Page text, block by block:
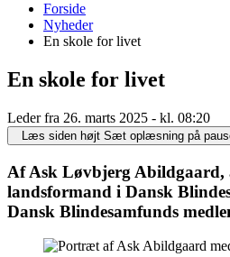
Forside
Nyheder
En skole for livet
En skole for livet
Leder fra 26. marts 2025 - kl. 08:20
Læs siden højt Sæt oplæsning på
Af Ask Løvbjerg Abildgaard,
landsformand i Dansk
Dansk Blindesamfunds